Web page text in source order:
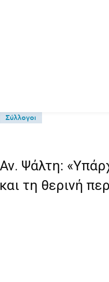
Σύλλογοι
Αν. Ψάλτη:
και τη θερινή